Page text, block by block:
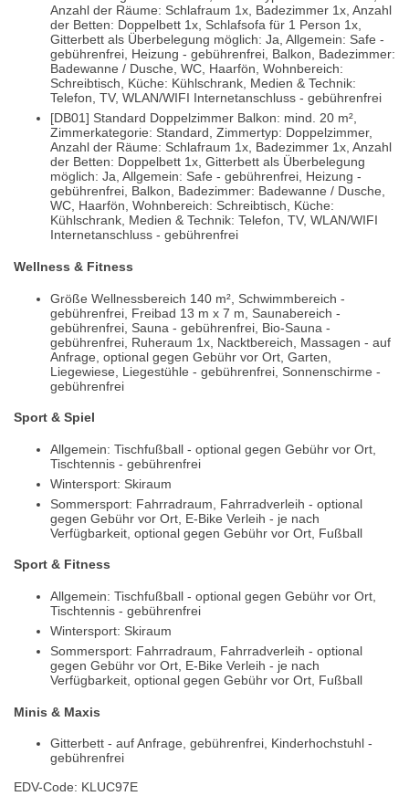
Anzahl der Räume: Schlafraum 1x, Badezimmer 1x, Anzahl
der Betten: Doppelbett 1x, Schlafsofa für 1 Person 1x,
Gitterbett als Überbelegung möglich: Ja, Allgemein: Safe -
gebührenfrei, Heizung - gebührenfrei, Balkon, Badezimmer:
Badewanne / Dusche, WC, Haarfön, Wohnbereich:
Schreibtisch, Küche: Kühlschrank, Medien & Technik:
Telefon, TV, WLAN/WIFI Internetanschluss - gebührenfrei
[DB01] Standard Doppelzimmer Balkon: mind. 20 m²,
Zimmerkategorie: Standard, Zimmertyp: Doppelzimmer,
Anzahl der Räume: Schlafraum 1x, Badezimmer 1x, Anzahl
der Betten: Doppelbett 1x, Gitterbett als Überbelegung
möglich: Ja, Allgemein: Safe - gebührenfrei, Heizung -
gebührenfrei, Balkon, Badezimmer: Badewanne / Dusche,
WC, Haarfön, Wohnbereich: Schreibtisch, Küche:
Kühlschrank, Medien & Technik: Telefon, TV, WLAN/WIFI
Internetanschluss - gebührenfrei
Wellness & Fitness
Größe Wellnessbereich 140 m², Schwimmbereich -
gebührenfrei, Freibad 13 m x 7 m, Saunabereich -
gebührenfrei, Sauna - gebührenfrei, Bio-Sauna -
gebührenfrei, Ruheraum 1x, Nacktbereich, Massagen - auf
Anfrage, optional gegen Gebühr vor Ort, Garten,
Liegewiese, Liegestühle - gebührenfrei, Sonnenschirme -
gebührenfrei
Sport & Spiel
Allgemein: Tischfußball - optional gegen Gebühr vor Ort,
Tischtennis - gebührenfrei
Wintersport: Skiraum
Sommersport: Fahrradraum, Fahrradverleih - optional
gegen Gebühr vor Ort, E-Bike Verleih - je nach
Verfügbarkeit, optional gegen Gebühr vor Ort, Fußball
Sport & Fitness
Allgemein: Tischfußball - optional gegen Gebühr vor Ort,
Tischtennis - gebührenfrei
Wintersport: Skiraum
Sommersport: Fahrradraum, Fahrradverleih - optional
gegen Gebühr vor Ort, E-Bike Verleih - je nach
Verfügbarkeit, optional gegen Gebühr vor Ort, Fußball
Minis & Maxis
Gitterbett - auf Anfrage, gebührenfrei, Kinderhochstuhl -
gebührenfrei
EDV-Code: KLUC97E